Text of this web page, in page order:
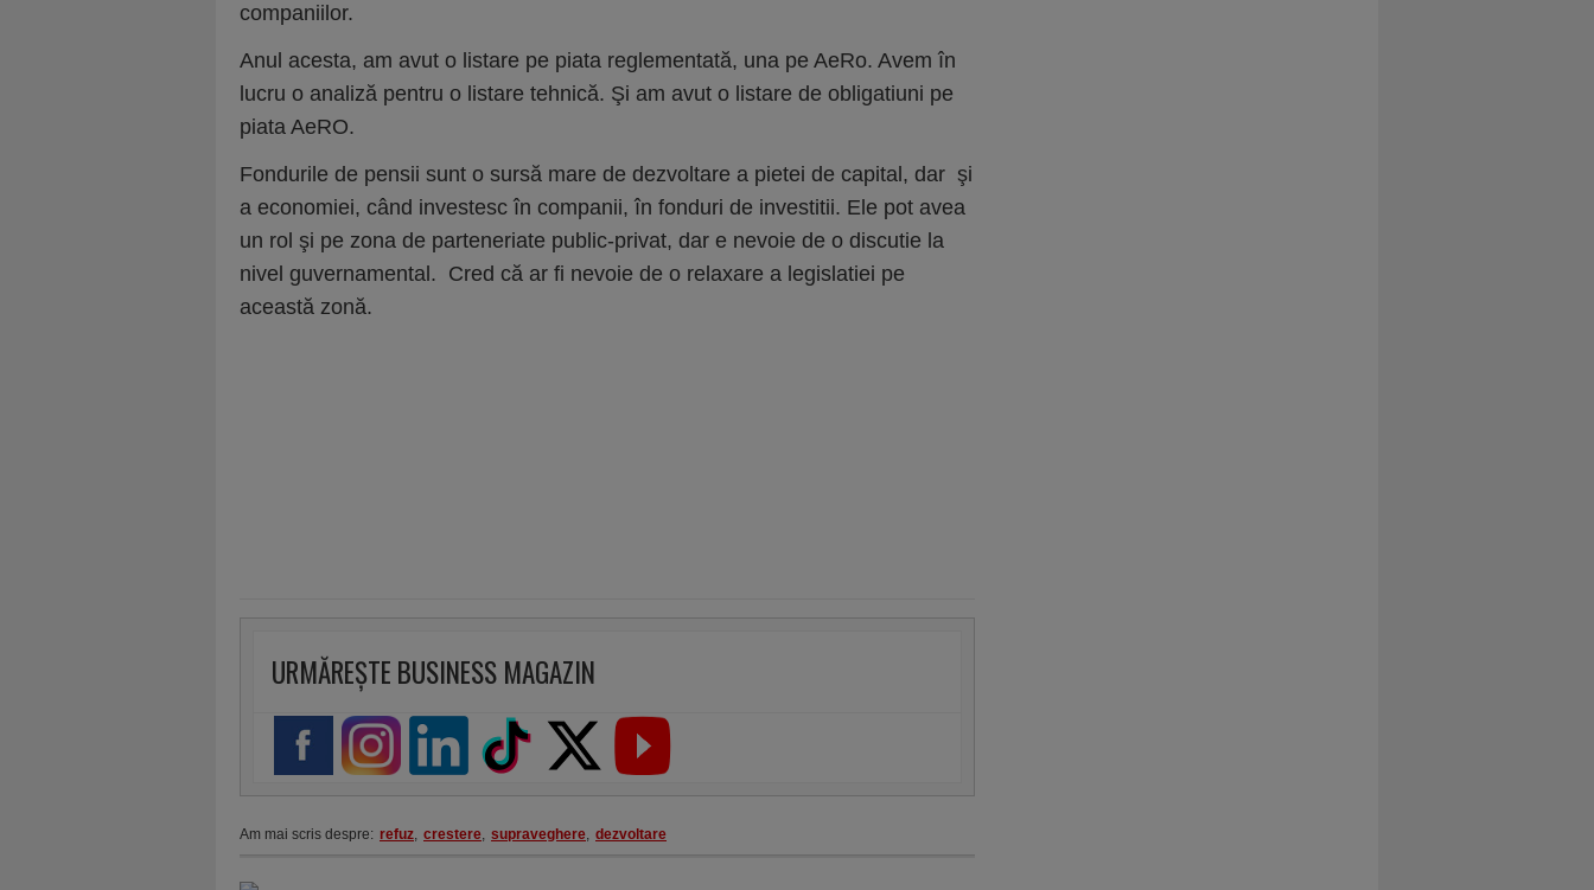
companiilor.
Anul acesta, am avut o listare pe piata reglementată, una pe AeRo. Avem în
lucru o analiză pentru o listare tehnică. Şi am avut o listare de obligatiuni pe
piata AeRO.
Fondurile de pensii sunt o sursă mare de dezvoltare a pietei de capital, dar şi
a economiei, când investesc în companii, în fonduri de investitii. Ele pot avea
un rol şi pe zona de parteneriate public-privat, dar e nevoie de o discutie la
nivel guvernamental. Cred că ar fi nevoie de o relaxare a legislatiei pe
această zonă.
URMĂREȘTE BUSINESS MAGAZIN
Am mai scris despre: refuz, crestere, supraveghere, dezvoltare